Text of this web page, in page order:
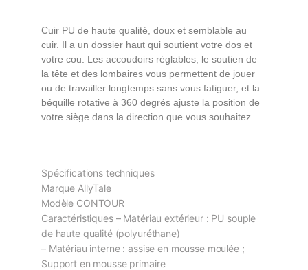
Cuir PU de haute qualité, doux et semblable au
cuir. Il a un dossier haut qui soutient votre dos et
votre cou. Les accoudoirs réglables, le soutien de
la tête et des lombaires vous permettent de jouer
ou de travailler longtemps sans vous fatiguer, et la
béquille rotative à 360 degrés ajuste la position de
votre siège dans la direction que vous souhaitez.
Spécifications techniques
Marque AllyTale
Modèle CONTOUR
Caractéristiques – Matériau extérieur : PU souple
de haute qualité (polyuréthane)
– Matériau interne : assise en mousse moulée ;
Support en mousse primaire